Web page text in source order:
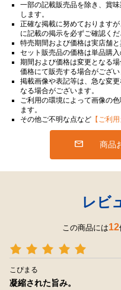
一部の記載販売品を除き、賞
します。
正確な掲載に努めております
に記載の掲示を必ずご確認くだ
特売期間および価格は実店舗と
セット販売品の価格は単品購
期間および価格は変更となる
価格にて販売する場合がござい
掲載画像や表記等は、急な変
なる場合がございます。
ご利用の環境によって画像の
ます。
その他ご不明な点など 【ご利
商品
レビ
この商品には12
こぴまる
凝縮された旨み。